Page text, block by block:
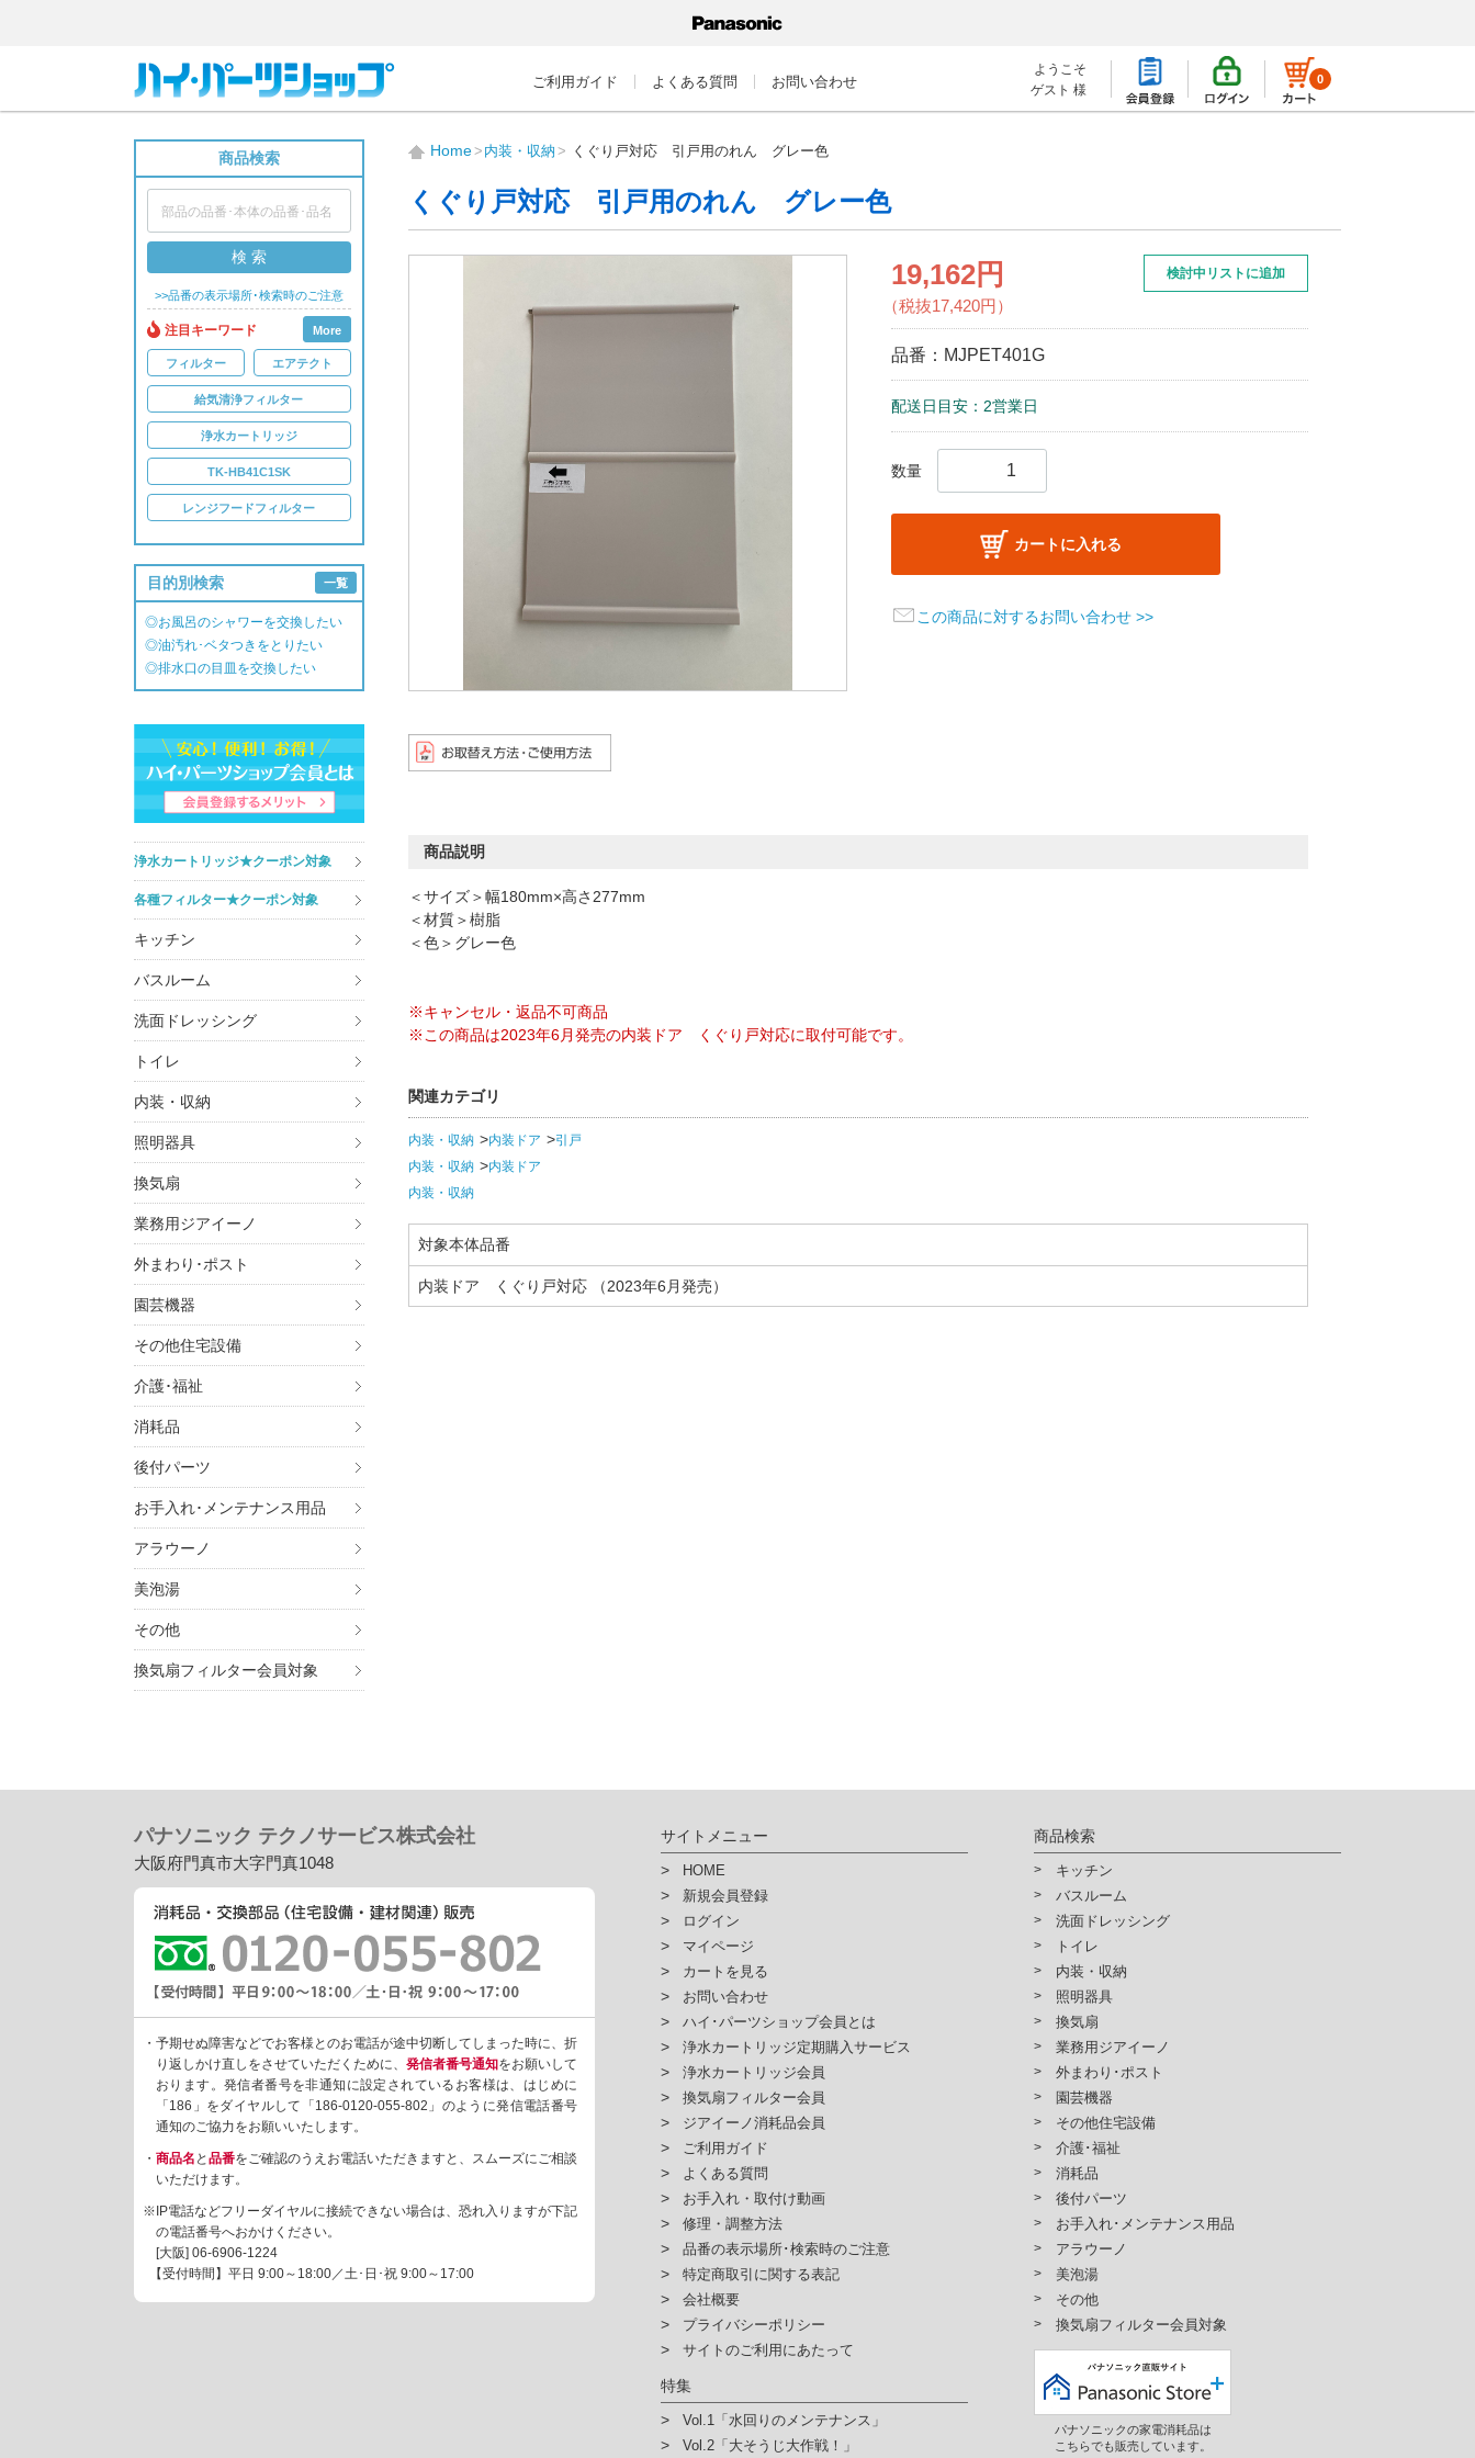
ご利用ガイド よくある質問 お問い合わせ
ようこそ
ゲスト 様
0
商品検索
検 索
>>品番の表示場所･検索時のご注意
注目キーワード More
フィルター エアテクト
給気清浄フィルター
浄水カートリッジ
TK-HB41C1SK
レンジフードフィルター
目的別検索 一覧
◎お風呂のシャワーを交換したい
◎油汚れ･ベタつきをとりたい
◎排水口の目皿を交換したい
浄水カートリッジ★クーポン対象
各種フィルター★クーポン対象
キッチン
バスルーム
洗面ドレッシング
トイレ
内装・収納
照明器具
換気扇
業務用ジアイーノ
外まわり･ポスト
園芸機器
その他住宅設備
介護･福祉
消耗品
後付パーツ
お手入れ･メンテナンス用品
アラウーノ
美泡湯
その他
換気扇フィルター会員対象
Home 内装・収納 くぐり戸対応 引戸用のれん グレー色
くぐり戸対応 引戸用のれん グレー色
19,162円
（税抜17,420円）
品番： MJPET401G
配送日目安：2営業日
検討中リストに追加
数量
カートに入れる
この商品に対するお問い合わせ >>
商品説明
＜サイズ＞幅180mm×高さ277mm
＜材質＞樹脂
＜色＞グレー色
※キャンセル・返品不可商品
※この商品は2023年6月発売の内装ドア くぐり戸対応に取付可能です。
関連カテゴリ
内装・収納 内装ドア
引戸
内装・収納
内装ドア
内装・収納
対象本体品番
内装ドア くぐり戸対応 （2023年6月発売）
パナソニック テクノサービス株式会社
大阪府門真市大字門真1048
・予期せぬ障害などでお客様とのお電話が途中切断してしまった時に、折
り返しかけ直しをさせていただくために、 発信者番号通知をお願いして
おります。発信者番号を非通知に設定されているお客様は、はじめに
「186」をダイヤルして「186-0120-055-802」のように発信電話番号
通知のご協力をお願いいたします。
・ 商品名 と 品番をご確認のうえお電話いただきますと、スムーズにご相談
いただけます。
※IP電話などフリーダイヤルに接続できない場合は、恐れ入りますが下記
の電話番号へおかけください。
[大阪] 06-6906-1224
【受付時間】平日 9:00～18:00／土･日･祝 9:00～17:00
サイトメニュー
HOME
新規会員登録
ログイン
マイページ
カートを見る
お問い合わせ
ハイ･パーツショップ会員とは
浄水カートリッジ定期購入サービス
浄水カートリッジ会員
換気扇フィルター会員
ジアイーノ消耗品会員
ご利用ガイド
よくある質問
お手入れ・取付け動画
修理・調整方法
品番の表示場所･検索時のご注意
特定商取引に関する表記
会社概要
プライバシーポリシー
サイトのご利用にあたって
特集
Vol.1「水回りのメンテナンス」
Vol.2「大そうじ大作戦！」
商品検索
キッチン
バスルーム
洗面ドレッシング
トイレ
内装・収納
照明器具
換気扇
業務用ジアイーノ
外まわり･ポスト
園芸機器
その他住宅設備
介護･福祉
消耗品
後付パーツ
お手入れ･メンテナンス用品
アラウーノ
美泡湯
その他
換気扇フィルター会員対象
パナソニックの家電消耗品は
こちらでも販売しています。